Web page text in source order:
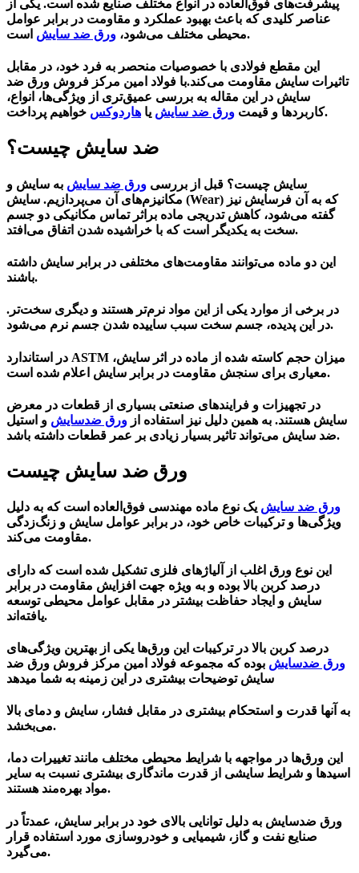
پیشرفت‌های فوق‌العاده در انواع مختلف صنایع شده است. یکی از
عناصر کلیدی که باعث بهبود عملکرد و مقاومت در برابر عوامل
محیطی مختلف می‌شود، ورق ضد سایش است.
این مقطع فولادی با خصوصیات منحصر به فرد خود، در مقابل
تاثیرات سایش مقاومت می‌کند.با فولاد امین مرکز فروش ورق ضد
سایش در این مقاله به بررسی عمیق‌تری از ویژگی‌ها، انواع،
کاربردها و قیمت ورق ضد سایش یا هاردوکس خواهیم پرداخت.
ضد سایش چیست؟
سایش چیست؟ قبل از بررسی ورق ضد سایش به سایش و
مکانیزم‌های آن می‌پردازیم. سایش (Wear) که به آن فرسایش نیز
گفته می‌شود، کاهش تدریجی ماده براثر تماس مکانیکی دو جسم
سخت به یکدیگر است که با خراشیده شدن اتفاق می‌افتد.
این دو ماده می‌توانند مقاومت‌های مختلفی در برابر سایش داشته
باشند.
در برخی از موارد یکی از این مواد نرم‌تر هستند و دیگری سخت‌تر.
در این پدیده، جسم سخت سبب ساییده شدن جسم نرم می‌شود.
در استاندارد ASTM میزان حجم کاسته شده از ماده در اثر سایش،
معیاری برای سنجش مقاومت در برابر سایش اعلام شده است.
در تجهیزات و فرایندهای صنعتی بسیاری از قطعات در معرض
سایش هستند. به همین دلیل نیز استفاده از ورق ضدسایش و استیل
ضد سایش می‌تواند تاثیر بسیار زیادی بر عمر قطعات داشته باشد.
ورق ضد سایش چیست
ورق ضد سایش یک نوع ماده مهندسی فوق‌العاده است که به دلیل
ویژگی‌ها و ترکیبات خاص خود، در برابر عوامل سایش و زنگ‌زدگی
مقاومت می‌کند.
این نوع ورق اغلب از آلیاژهای فلزی تشکیل شده است که دارای
درصد کربن بالا بوده و به ویژه جهت افزایش مقاومت در برابر
سایش و ایجاد حفاظت بیشتر در مقابل عوامل محیطی توسعه
یافته‌اند.
درصد کربن بالا در ترکیبات این ورق‌ها یکی از بهترین ویژگی‌های
ورق ضدسایش بوده که مجموعه فولاد امین مرکز فروش ورق ضد
سایش توضیحات بیشتری در این زمینه به شما میدهد
به آنها قدرت و استحکام بیشتری در مقابل فشار، سایش و دمای بالا
می‌بخشد.
این ورق‌ها در مواجهه با شرایط محیطی مختلف مانند تغییرات دما،
اسیدها و شرایط سایشی از قدرت ماندگاری بیشتری نسبت به سایر
مواد بهره‌مند هستند.
ورق ضدسایش به دلیل توانایی بالای خود در برابر سایش، عمدتاً در
صنایع نفت و گاز، شیمیایی و خودروسازی مورد استفاده قرار
می‌گیرد.